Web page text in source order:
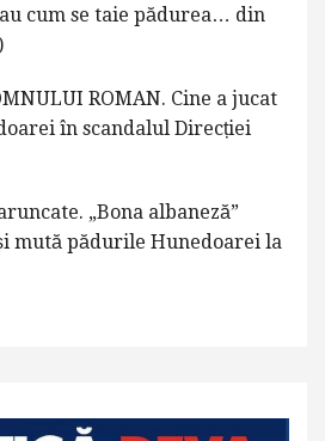
cum se taie pădurea… din
ROMAN. Cine a jucat
în scandalul Direcției
„Bona albaneză”
mută pădurile Hunedoarei la